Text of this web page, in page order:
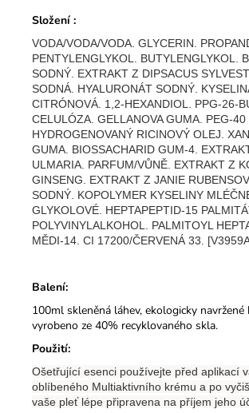
Složení :
VODA/VODA/VODA. GLYCERIN.
PENTYLENGLYKOL. BUTYLENGLYKOL.
SODNÝ. EXTRAKT Z DIPSACUS
SODNÁ. HYALURONÁT SODNÝ.
CITRÓNOVÁ. 1,2-HEXANDIOL. PPG-26-
CELULÓZA. GELLANOVA GUMA. PEG-40
HYDROGENOVANÝ RICINOVÝ OLEJ.
GUMA. BIOSSACHARID GUM-4.
ULMARIA. PARFUM/VŮNĚ. EXTRAKT Z
GINSENG. EXTRAKT Z JANIE
SODNÝ. KOPOLYMER KYSELINY
GLYKOLOVÉ. HEPTAPEPTID-15
POLYVINYLALKOHOL. PALMITOYL
MĚDI-14. CI 17200/ČERVENÁ 33.
Balení:
100ml skleněná láhev, ekologicky navržené
vyrobeno ze 40% recyklovaného skla.
Použití:
Ošetřující esenci používejte před aplikací
oblíbeného Multiaktivního krému a po
vaše pleť lépe připravena na příjem jeho